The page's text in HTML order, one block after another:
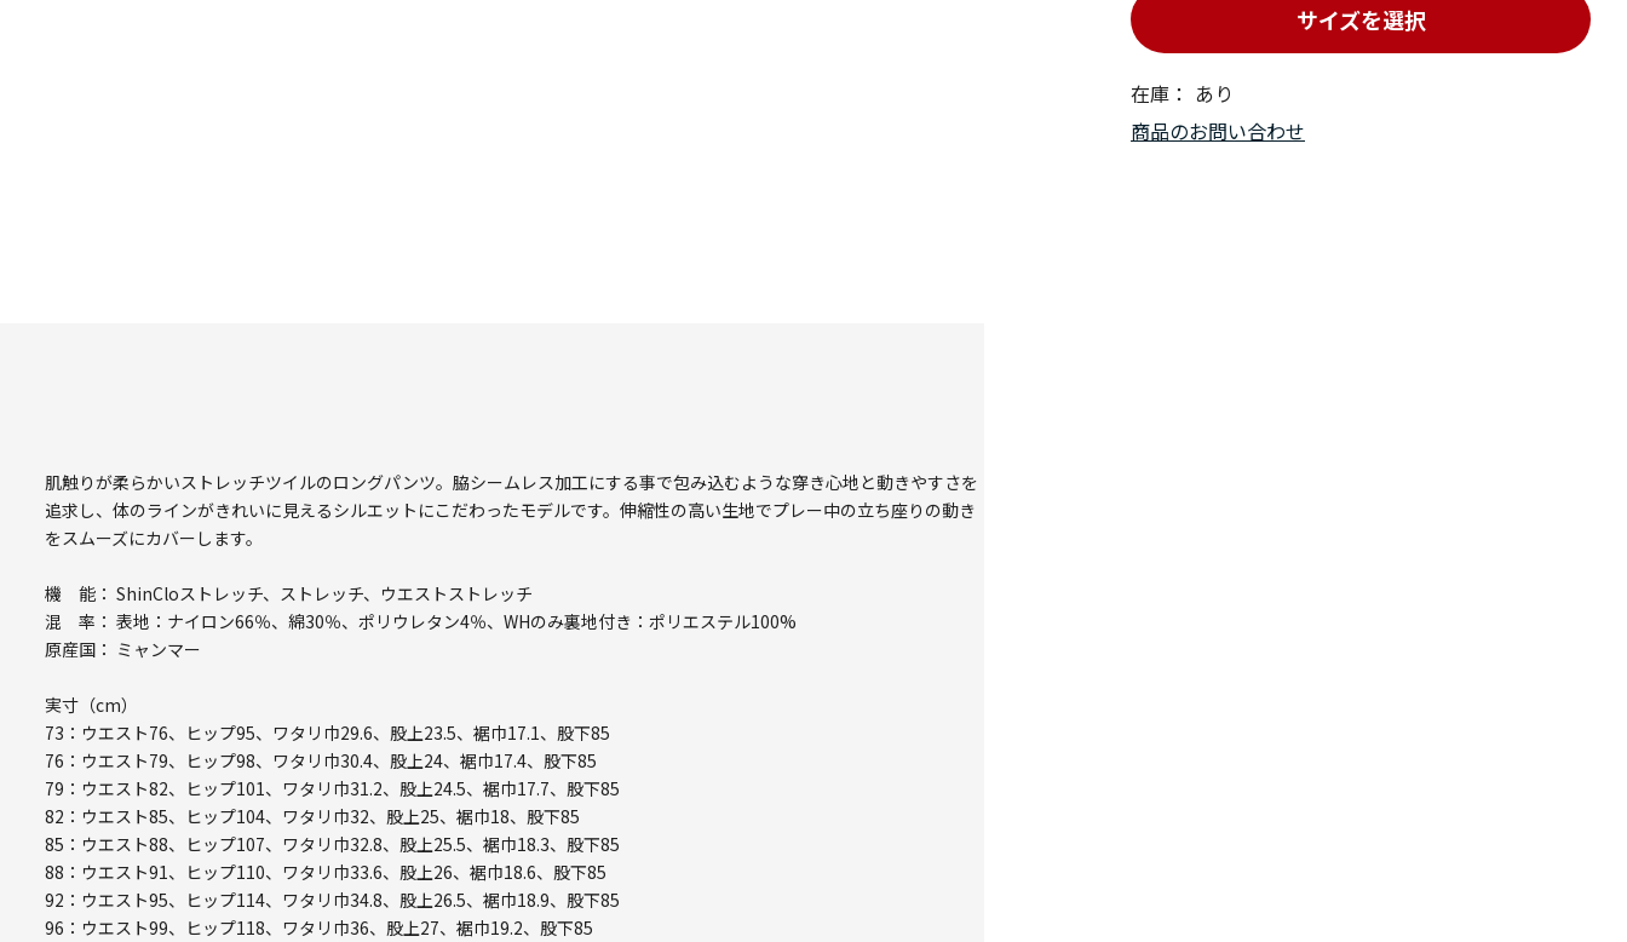
在庫： あり
サイズを選択
商品のお問い合わせ
肌触りが柔らかいストレッチツイルのロングパンツ。脇シームレス加工にする事で包み込むような穿き心地と動きやすさを
追求し、体のラインがきれいに見えるシルエットにこだわったモデルです。伸縮性の高い生地でプレー中の立ち座りの動き
をスムーズにカバーします。
機 能： ShinCloストレッチ、ストレッチ、ウエストストレッチ
混 率： 表地：ナイロン66％、綿30％、ポリウレタン4％、WHのみ裏地付き：ポリエステル100%
原産国： ミャンマー
実寸（cm）
73：ウエスト76、ヒップ95、ワタリ巾29.6、股上23.5、裾巾17.1、股下85
76：ウエスト79、ヒップ98、ワタリ巾30.4、股上24、裾巾17.4、股下85
79：ウエスト82、ヒップ101、ワタリ巾31.2、股上24.5、裾巾17.7、股下85
82：ウエスト85、ヒップ104、ワタリ巾32、股上25、裾巾18、股下85
85：ウエスト88、ヒップ107、ワタリ巾32.8、股上25.5、裾巾18.3、股下85
88：ウエスト91、ヒップ110、ワタリ巾33.6、股上26、裾巾18.6、股下85
92：ウエスト95、ヒップ114、ワタリ巾34.8、股上26.5、裾巾18.9、股下85
96：ウエスト99、ヒップ118、ワタリ巾36、股上27、裾巾19.2、股下85